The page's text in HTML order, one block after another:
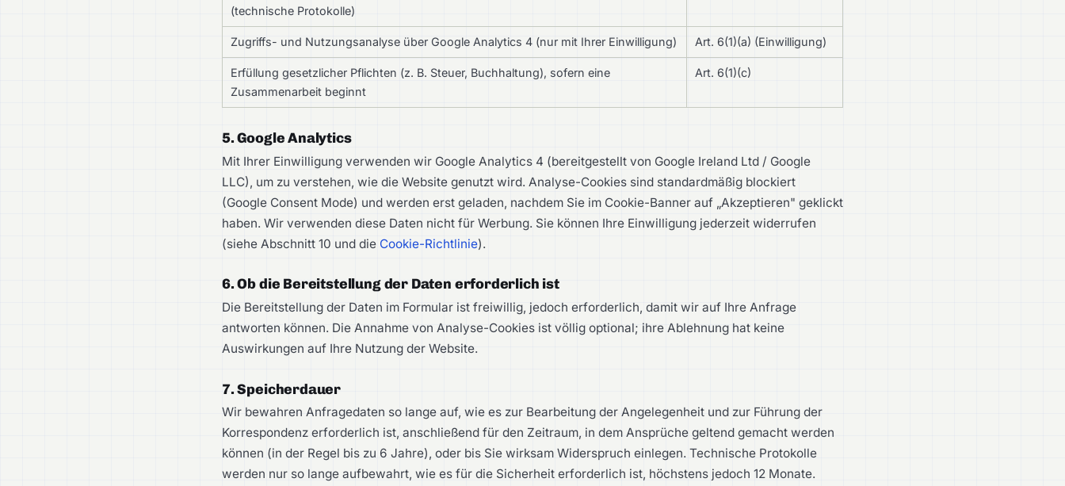
(technische Protokolle)
Zugriffs- und Nutzungsanalyse über Google Analytics 4 (nur mit Ihrer Einwilligung) Art. 6(1)(a) (Einwilligung)
Erfüllung gesetzlicher Pflichten (z. B. Steuer, Buchhaltung), sofern eine
Zusammenarbeit beginnt
Art. 6(1)(c)
5. Google Analytics
Mit Ihrer Einwilligung verwenden wir Google Analytics 4 (bereitgestellt von Google Ireland Ltd / Google
LLC), um zu verstehen, wie die Website genutzt wird. Analyse-Cookies sind standardmäßig blockiert
(Google Consent Mode) und werden erst geladen, nachdem Sie im Cookie-Banner auf „Akzeptieren" geklickt
haben. Wir verwenden diese Daten nicht für Werbung. Sie können Ihre Einwilligung jederzeit widerrufen
(siehe Abschnitt 10 und die Cookie-Richtlinie).
6. Ob die Bereitstellung der Daten erforderlich ist
Die Bereitstellung der Daten im Formular ist freiwillig, jedoch erforderlich, damit wir auf Ihre Anfrage
antworten können. Die Annahme von Analyse-Cookies ist völlig optional; ihre Ablehnung hat keine
Auswirkungen auf Ihre Nutzung der Website.
7. Speicherdauer
Wir bewahren Anfragedaten so lange auf, wie es zur Bearbeitung der Angelegenheit und zur Führung der
Korrespondenz erforderlich ist, anschließend für den Zeitraum, in dem Ansprüche geltend gemacht werden
können (in der Regel bis zu 6 Jahre), oder bis Sie wirksam Widerspruch einlegen. Technische Protokolle
werden nur so lange aufbewahrt, wie es für die Sicherheit erforderlich ist, höchstens jedoch 12 Monate.